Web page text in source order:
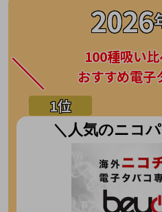
2026
100種吸い比
おすすめ電子
＼人気のニコ